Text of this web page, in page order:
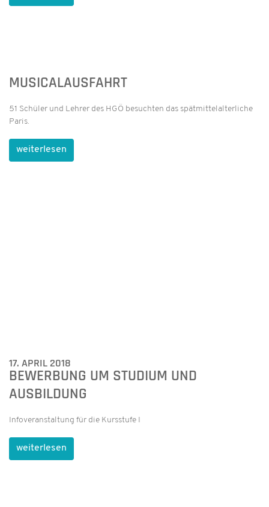
MUSICALAUSFAHRT
51 Schüler und Lehrer des HGÖ besuchten das spätmittelalterliche
Paris.
weiterlesen
HGÖ-FUSSBALLER ERREICHEN DIE N
ÄCHSTE RUNDE